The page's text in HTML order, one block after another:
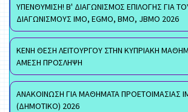
ΥΠΕΝΘΥΜΙΣΗ! Β' ΔΙΑΓΩΝΙΣΜΟΣ ΕΠΙΛΟΓΗΣ ΓΙΑ
ΔΙΑΓΩΝΙΣΜΟΥΣ ΙΜΟ, EGMO, ΒΜΟ, JBMO 2026
ΚΕΝΗ ΘΕΣΗ ΛΕΙΤΟΥΡΓΟΥ ΣΤΗΝ ΚΥΠΡΙΑΚΗ
ΑΜΕΣΗ ΠΡΟΣΛΗΨΗ
ΑΝΑΚΟΙΝΩΣΗ ΓΙΑ ΜΑΘΗΜΑΤΑ ΠΡΟΕΤΟΙΜΑΣΙΑΣ
(ΔΗΜΟΤΙΚΟ) 2026